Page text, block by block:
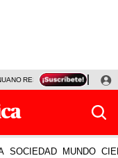
RESULTADOS HOY
SOCIEDAD MUNDO